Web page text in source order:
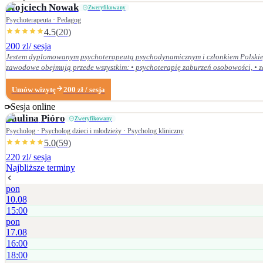
Wojciech Nowak Zweryfikowany
Psychoterapeuta · Pedagog
4.5(20)
200 zl/ sesja
Jestem dyplomowanym psychoterapeutą psychodynamicznym i członkiem
zawodowe obejmują przede wszystkim: • psychoterapię zaburzeń osobowości, • zaburzenia
Dolnośląskiej Szkoły Wyższej we Wrocławiu — w 2007 r. studia licencjackie
Centrum Psychodynamicznym, a w styczniu 2020 r. uzyskałem dyplom psychoterapeuty psychodynamicznego. Od ukończenia szkoły psychoterapii regularnie uczestniczę w
Psychoterapii Psychodynamicznej i na bieżąco śledzę literaturę z zakresu
Umów wizytę 200 zł / sesja
Sesja online
Paulina Pióro Zweryfikowany
Psycholog · Psycholog dzieci i młodzieży · Psycholog kliniczny
5.0(59)
220 zl/ sesja
Najbliższe terminy
pon
10.08
15:00
pon
17.08
16:00
18:00